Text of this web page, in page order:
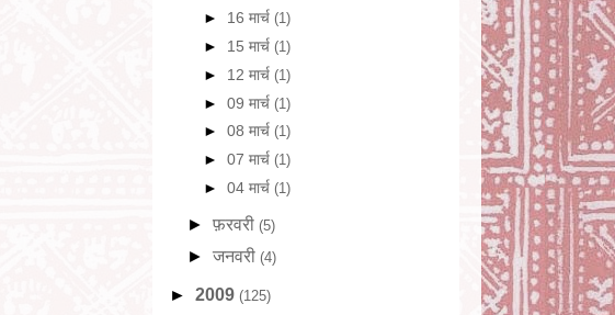
► 16 मार्च(1)
► 15 मार्च(1)
► 12 मार्च(1)
►09 मार्च(1)
►08 मार्च(1)
►07 मार्च(1)
►04 मार्च(1)
► फ़रवरी (5)
► जनवरी (4)
► 2009 (125)